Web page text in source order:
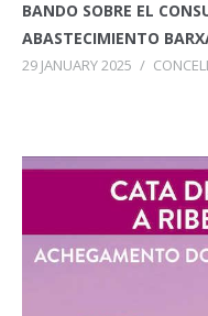
BANDO SOBRE EL
ABASTECIMIENTO
29 JANUARY 2025 /